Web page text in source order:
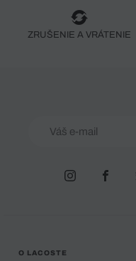
ZRUŠENIE A VRÁTENIE
O LACOSTE